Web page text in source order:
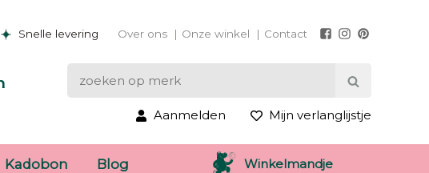
Snelle levering Over ons Onze winkel Contact
Aanmelden Mijn verlanglijstje
Kadobon Blog Winkelmandje